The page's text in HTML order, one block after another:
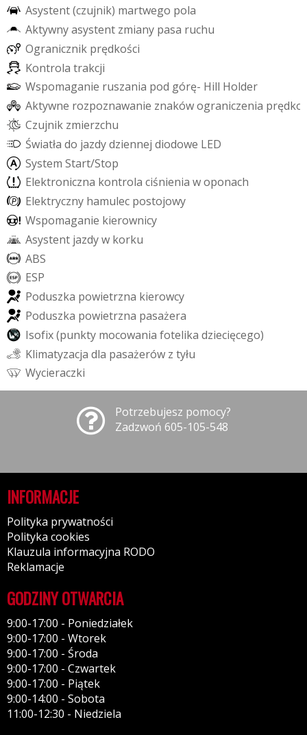
Asystent(czujnik) martwego pola
Aktywnyasystent zmiany pasa ruchu
Ogranicznik prędkości
Kontrola trakcji
Wspomaganie ruszania pod górę- Hill Holder
Aktywne rozpoznawanie znakówograniczenia prędko
Czujnik zmierzchu
Światła do jazdydziennej diodowe LED
System Start/Stop
Elektroniczna kontrola ciśnienia woponach
Elektryczny hamulec postojowy
Wspomaganie kierownicy
Asystent jazdyw korku
ABS
ESP
Poduszka powietrzna kierowcy
Poduszka powietrzna pasażera
Isofix(punkty mocowania fotelika dziecięcego)
Klimatyzacja dla pasażerów z tyłu
Wycieraczki
Potrzebujesz pomocy?
Zadzwoń 605-105-548
INFORMACJE
Polityka prywatności
Polityka cookies
Klauzula informacyjna RODO
Reklamacje
GODZINY OTWARCIA
9:00-17:00 - Poniedziałek
9:00-17:00 - Wtorek
9:00-17:00 - Środa
9:00-17:00 - Czwartek
9:00-17:00 - Piątek
9:00-14:00 - Sobota
11:00-12:30 - Niedziela